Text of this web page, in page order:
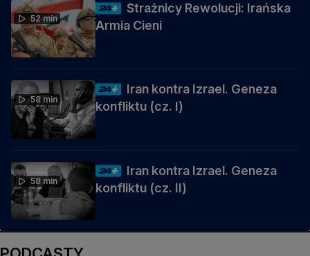
52 min
Strażnicy Rewolucji: Irańska
Armia Cieni
58 min
Iran kontra Izrael. Geneza
konfliktu (cz. I)
58 min
Iran kontra Izrael. Geneza
konfliktu (cz. II)